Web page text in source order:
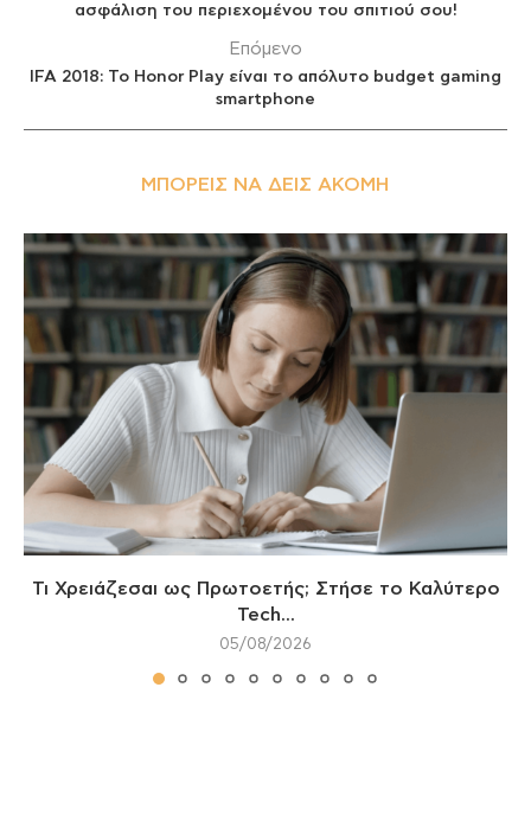
ασφάλιση του περιεχομένου του σπιτιού σου!
Επόμενο
IFA 2018: To Honor Play είναι το απόλυτο budget gaming
smartphone
ΜΠΟΡΕΊΣ ΝΑ ΔΕΙΣ ΑΚΌΜΗ
Τι Χρειάζεσαι ως Πρωτοετής; Στήσε το Καλύτερο
Tech...
05/08/2026